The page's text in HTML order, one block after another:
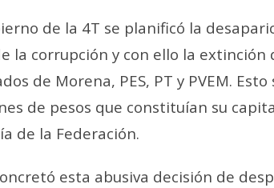
de la 4T se planificó la
la corrupción y con ello la extinción
de Morena, PES, PT y PVEM. Esto
de pesos que constituían su
de la Federación.
esta abusiva decisión de